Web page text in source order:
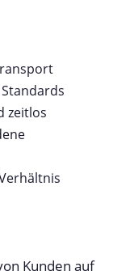
zeitlos
Kunden auf